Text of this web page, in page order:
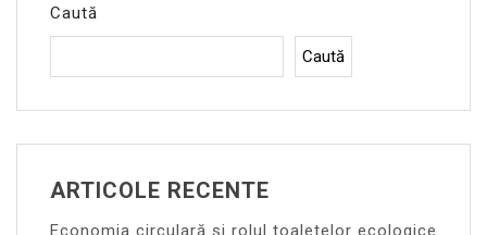
Caută
Caută
ARTICOLE RECENTE
Economia circulară și rolul toaletelor ecologice